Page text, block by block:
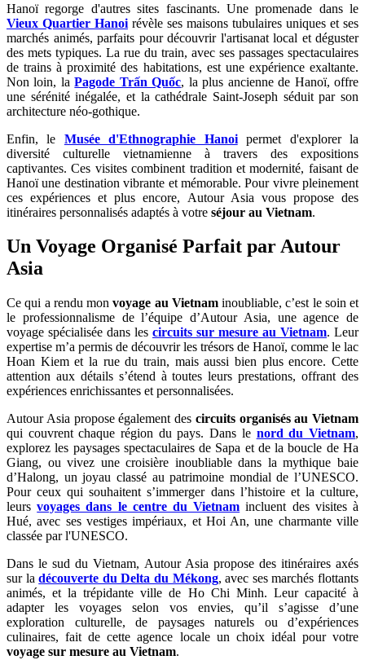
Hanoï regorge d'autres sites fascinants. Une promenade dans le
Vieux Quartier Hanoi révèle ses maisons tubulaires uniques et ses
marchés animés, parfaits pour découvrir l'artisanat local et déguster
des mets typiques. La rue du train, avec ses passages spectaculaires
de trains à proximité des habitations, est une expérience exaltante.
Non loin, laPagode Trấn Quốc, la plus ancienne de Hanoï, offre
une sérénité inégalée, et la cathédrale Saint-Joseph séduit par son
architecture néo-gothique.
Enfin, le Musée d'Ethnographie Hanoipermet d'explorer la
diversité culturelle vietnamienne à travers des expositions
captivantes. Ces visites combinent tradition et modernité, faisant de
Hanoï une destination vibrante et mémorable. Pour vivre pleinement
ces expériences et plus encore, Autour Asia vous propose des
itinéraires personnalisés adaptés à votre séjour au Vietnam.
Un Voyage Organisé Parfait par Autour
Asia
Ce qui a rendu monvoyage au Vietnaminoubliable, c’est le soin et
le professionnalisme de l’équipe d’Autour Asia, une agence de
voyage spécialisée dans les circuits sur mesure au Vietnam. Leur
expertise m’a permis de découvrir les trésors de Hanoï, comme le lac
Hoan Kiem et la rue du train, mais aussi bien plus encore. Cette
attention aux détails s’étend à toutes leurs prestations, offrant des
expériences enrichissantes et personnalisées.
Autour Asia propose également des circuits organisés au Vietnam
qui couvrent chaque région du pays. Dans le nord du Vietnam,
explorez les paysages spectaculaires de Sapa et de la boucle de Ha
Giang, ou vivez une croisière inoubliable dans la mythique baie
d’Halong, un joyau classé au patrimoine mondial de l’UNESCO.
Pour ceux qui souhaitent s’immerger dans l’histoire et la culture,
leursvoyages dans le centre du Vietnam incluent des visites à
Hué, avec ses vestiges impériaux, et Hoi An, une charmante ville
classée par l'UNESCO.
Dans le sud du Vietnam, Autour Asia propose des itinéraires axés
sur ladécouverte du Delta du Mékong, avec ses marchés flottants
animés, et la trépidante ville de Ho Chi Minh. Leur capacité à
adapter les voyages selon vos envies, qu’il s’agisse d’une
exploration culturelle, de paysages naturels ou d’expériences
culinaires, fait de cette agence locale un choix idéal pour votre
voyage sur mesure au Vietnam.